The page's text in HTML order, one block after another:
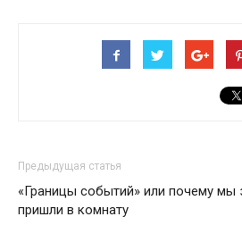
Предыдущая статья
«Границы событий» или почему мы
пришли в комнату